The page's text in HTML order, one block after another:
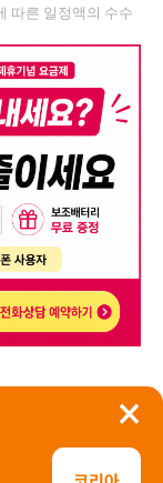
×
따른 일정액의 수수